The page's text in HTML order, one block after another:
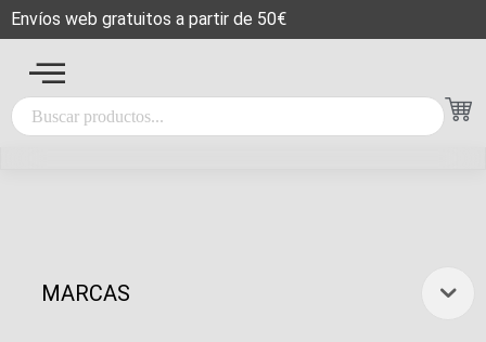
Envíos web gratuitos a partir de 50€
MARCAS